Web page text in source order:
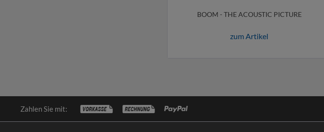
BOOM - THE ACOUSTIC PICTURE
zum Artikel
Zahlen Sie mit: